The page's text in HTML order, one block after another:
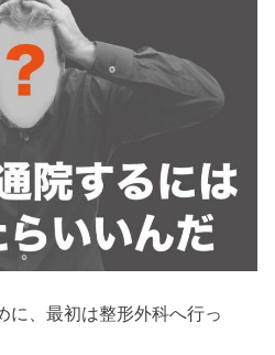
に、最初は整形外科へ行っ